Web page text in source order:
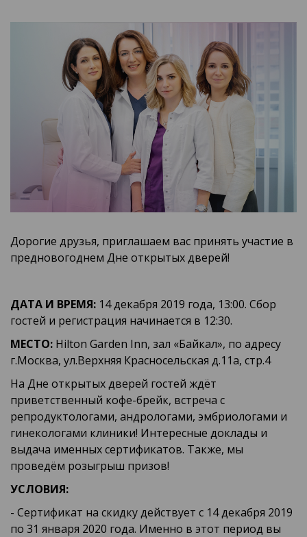
Дорогие друзья, приглашаем вас принять участие в
предновогоднем Дне открытых дверей!
ДАТА И ВРЕМЯ: 14 декабря 2019 года, 13:00. Сбор
гостей и регистрация начинается в 12:30.
МЕСТО: Hilton Garden Inn, зал «Байкал», по адресу
г.Москва, ул.Верхняя Красносельская д.11а, стр.4
На Дне открытых дверей гостей ждёт
приветственный кофе-брейк, встреча с
репродуктологами, андрологами, эмбриологами и
гинекологами клиники! Интересные доклады и
выдача именных сертификатов. Также, мы
проведём розыгрыш призов!
УСЛОВИЯ:
- Сертификат на скидку действует с 14 декабря 2019
по 31 января 2020 года. Именно в этот период вы